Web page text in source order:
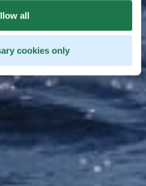
all
cookies only